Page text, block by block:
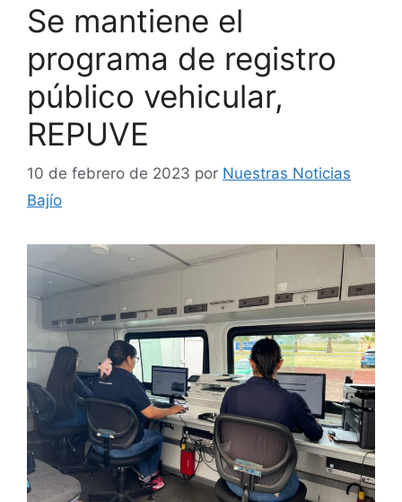
Se mantiene el
programa de registro
público vehicular,
REPUVE
10 de febrero de 2023 por Nuestras Noticias
Bajío